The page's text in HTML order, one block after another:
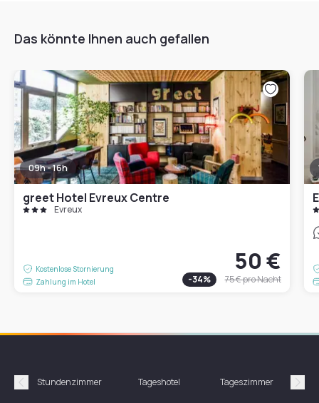
Das könnte Ihnen auch gefallen
09h - 16h
greet Hotel Evreux Centre
Évreux
Kostenlose Stornierung
Zahlung im Hotel
50 €
-34% 75 €pro Nacht
Précédent
Stundenzimmer Tageshotel Tageszimmer